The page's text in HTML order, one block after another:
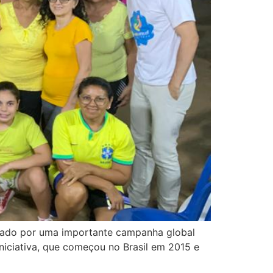
por uma importante campanha global
que começou no Brasil em 2015 e